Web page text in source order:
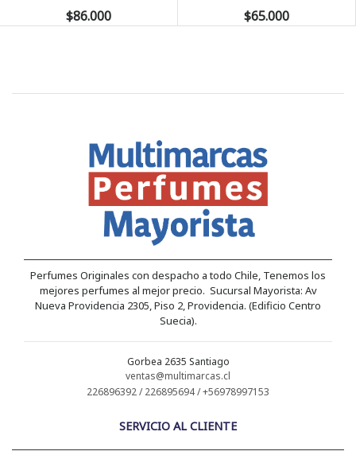
$86.000 $65.000
Perfumes Originales con despacho a todo Chile, Tenemos los
mejores perfumes al mejor precio. Sucursal Mayorista: Av
Nueva Providencia 2305, Piso 2, Providencia. (Edificio Centro
Suecia).
Gorbea 2635 Santiago
ventas@multimarcas.cl
226896392 / 226895694 / +56978997153
SERVICIO AL CLIENTE